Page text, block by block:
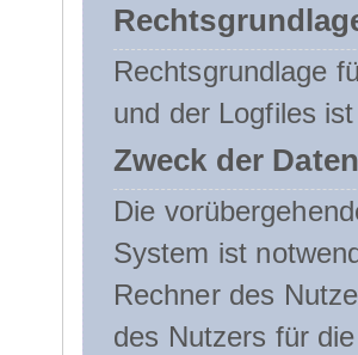
Rechtsgrundlage
und der Logfiles
Zweck der
Die
System ist
Rechner des
des Nutzers für